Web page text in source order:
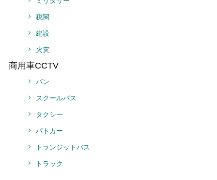
税関
建設
火灾
商用車CCTV
バン
スクールバス
タクシー
パトカー
トランジットバス
トラック